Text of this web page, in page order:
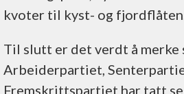
kvoter til kyst- og
Til slutt er det verdt å merke
Arbeiderpartiet,
Fremskrittspartiet har tatt